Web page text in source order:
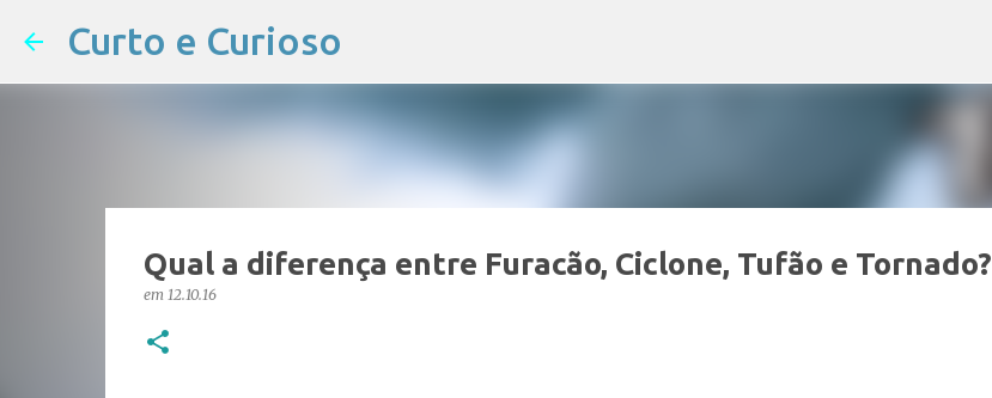
Curto e Curioso
Qual a diferença entre Furacão, Ciclone, Tufão e Tornado?
em 12.10.16